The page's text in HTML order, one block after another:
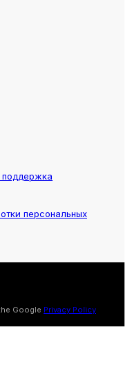
поддержка
персональных
Google Privacy Policy